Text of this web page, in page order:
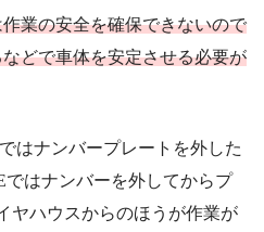
業の安全を確保できないので
どで車体を安定させる必要が
はナンバープレートを外した
ではナンバーを外してからプ
ヤハウスからのほうが作業が